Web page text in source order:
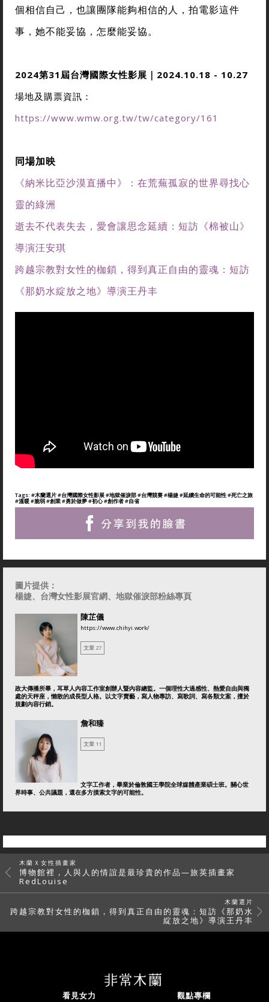
個相信自己，也讓團隊能夠相信的人，拍電影這件
事，她不能妥協，怎麼能妥協。
2024第31屆台灣國際女性影展｜2024.10.18 - 10.27
場地及購票資訊：
https://www.wmw.org.tw/tw/category/161
同場加映
《納米比亞沙漠直播中》：在荒蕪孤寂的世界尋找心
靈的綠洲
逝去不代表失去，愛會讓思念延續：短訪《棉被山》
導演汪安琪
跨越宗教對女性的枷鎖，得到真正自由的靈魂：短訪
《那奶水綻放之地》導演王丹丰
Tags: #木蘭選片#台灣國際女性影展#地獄催淚部#台灣競賽#楊婕#延續生命的可能性#死亡之旅
#溫暖#脆弱#創業#勇於做夢#初心#創作者#自省
圖片提供：
楊婕、台灣女性影展官網、地獄催淚部粉絲專頁
陳芷儀
https://www.chihyi.work/
文章 27
政大傳播所畢，耳草人內容工作室創辦人暨內容總監。一個理性大過感性、熱愛自由與獨
處的天秤座，懶散的成長型人格。以文字賣藝，寫人物專訪、寫歌詞、寫各類文案，擅於
規劃內容行銷。
詹和臻
文章 11
文字工作者，畢業於倫敦國王學院全球媒體產業碩士班。關心世
界時事、公共議題，還在多方摸索文字的可能性。
木蘭Ｘ女性插畫家
博物館裡，人與人的情誼是最珍貴的作品—旅英插畫家
RedLouise
木蘭選片
跨越宗教對女性的枷鎖，得到真正自由的靈魂：短訪《那奶水
綻放之地》導演王丹丰
看見女力 觀點專欄